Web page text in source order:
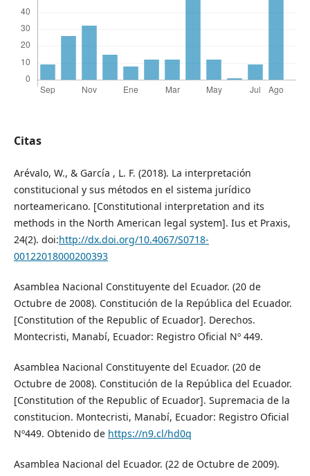
Citas
Arévalo, W., & García , L. F. (2018). La interpretación
constitucional y sus métodos en el sistema jurídico
norteamericano. [Constitutional interpretation and its
methods in the North American legal system]. Ius et Praxis,
24(2). doi:http://dx.doi.org/10.4067/S0718-
00122018000200393
Asamblea Nacional Constituyente del Ecuador. (20 de
Octubre de 2008). Constitución de la República del Ecuador.
[Constitution of the Republic of Ecuador]. Derechos.
Montecristi, Manabí, Ecuador: Registro Oficial Nº 449.
Asamblea Nacional Constituyente del Ecuador. (20 de
Octubre de 2008). Constitución de la República del Ecuador.
[Constitution of the Republic of Ecuador]. Supremacia de la
constitucion. Montecristi, Manabí, Ecuador: Registro Oficial
Nº449. Obtenido de https://n9.cl/hd0q
Asamblea Nacional del Ecuador. (22 de Octubre de 2009).